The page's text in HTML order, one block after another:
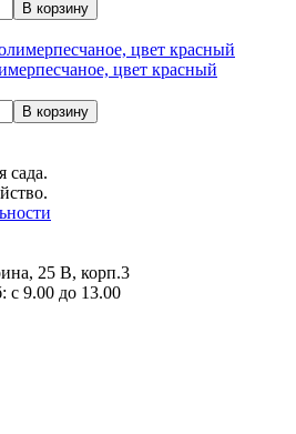
цвет красный
сада.
25 В, корп.3
с 9.00 до 13.00